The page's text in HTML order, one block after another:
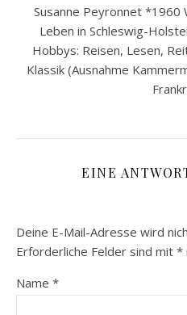
Susanne Peyronnet *1960
Leben in Schleswig-
Hobbys: Reisen, Lesen,
Klassik (Ausnahme
EINE
Deine E-Mail-Adresse wird
Erforderliche Felder sind mit *
Name *